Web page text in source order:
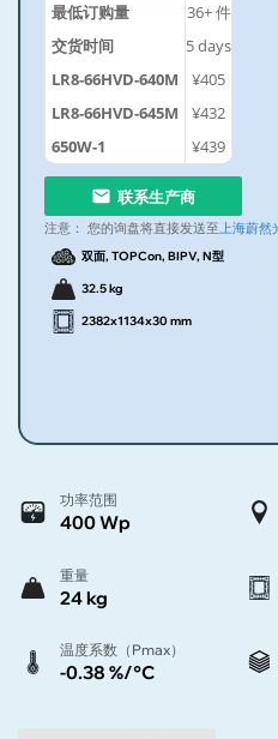
最低订购量 36+件
交货时间
5days
LR8-66HVD-640M
¥405
LR8-66HVD-645M
¥432
650W-1
¥439
联系生产商
注意： 您的询盘将直接发送至上海蔚然
双面, TOPCon, BIPV, N型
32.5 kg
2382x1134x30 mm
功率范围
400 Wp
重量
24 kg
温度系数（Pmax）
-0.38 %/°C